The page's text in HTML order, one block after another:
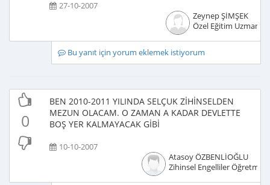
27-10-2007
Zeynep ŞİMŞEK
Özel Eğitim Uzmanı
Bu yanıt için yorum eklemek istiyorum
0
BEN 2010-2011 YILINDA SELÇUK ZİHİNSELDEN
MEZUN OLACAM. O ZAMAN A KADAR DEVLETTE
BOŞ YER KALMAYACAK GİBİ
10-10-2007
Atasoy ÖZBENLİOĞLU
Zihinsel Engelliler Öğretmeni